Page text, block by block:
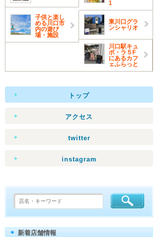
1
子供と楽し
める川口市
内の遊び
場・施設
東川口グラ
ンシャリオ
川口駅キュ
ポ・ラ５F
にあるカフ
ェふらっと
トップ
アクセス
twitter
instagram
新着店舗情報